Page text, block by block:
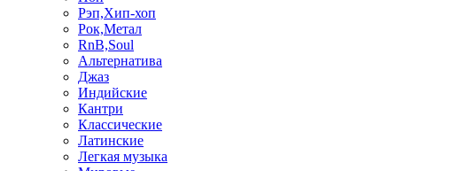
Рэп,Хип-хоп
Рок,Метал
RnB,Soul
Альтернатива
Джаз
Индийские
Кантри
Классические
Латинские
Легкая музыка